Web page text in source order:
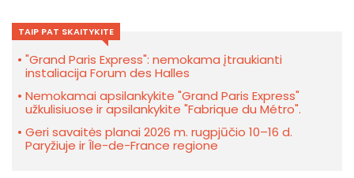
TAIP PAT SKAITYKITE
"Grand Paris Express": nemokama įtraukianti
instaliacija Forum des Halles
Nemokamai apsilankykite "Grand Paris Express"
užkulisiuose ir apsilankykite "Fabrique du Métro".
Geri savaitės planai 2026 m. rugpjūčio 10–16 d.
Paryžiuje ir Île-de-France regione